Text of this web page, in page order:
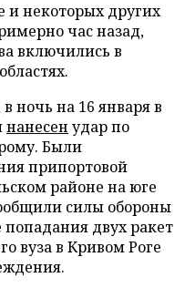
и некоторых других
час назад,
включились в
ночь на 16 января в
нанесен удар по
Были
припортовой
районе на юге
силы обороны
двух ракет
вуза в Кривом Роге